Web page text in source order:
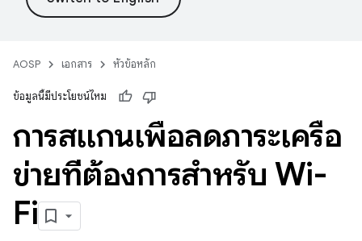
AOSP เอกสาร หัวข้อหลัก
ข้อมูลนี้มีประโยชน์ไหม
การสแกนเพื่อลดภาระเครือ
ข่ายที่ต้องการสำหรับ Wi-
Fi